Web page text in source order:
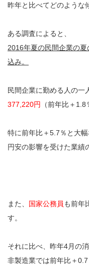
昨年と比べてどのような
ある調査によると、
2016年夏の民間企業の
込み。
民間企業に勤める人の一
377,220円
（前年比＋
特に前年比＋5.7％と大
円安の影響を受けた業績
また、 国家公務員 も前年
す。
それに比べ、昨年4月の
非製造業では前年比＋